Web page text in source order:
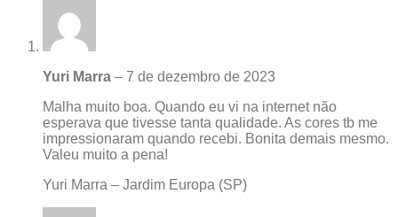
Yuri Marra – 7 de dezembro de 2023
Malha muito boa. Quando eu vi na internet não
esperava que tivesse tanta qualidade. As cores tb me
impressionaram quando recebi. Bonita demais mesmo.
Valeu muito a pena!
Yuri Marra – Jardim Europa (SP)